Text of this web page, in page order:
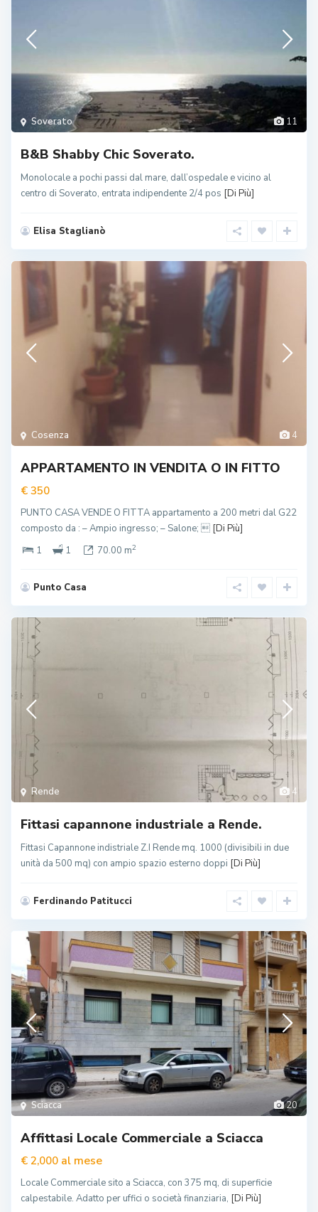
11
Soverato
B&B Shabby Chic Soverato.
Monolocale a pochi passi dal mare, dall’ospedale e vicino al
centro di Soverato, entrata indipendente 2/4 pos [Di Più]
Elisa Staglianò
4
Cosenza
APPARTAMENTO IN VENDITA O IN FITTO
€ 350
PUNTO CASA VENDE O FITTA appartamento a 200 metri dal G22
composto da : – Ampio ingresso; – Salone;  [Di Più]
1
1 70.00 m2
Punto Casa
4
Rende
Fittasi capannone industriale a Rende.
Fittasi Capannone indistriale Z.I Rende mq. 1000 (divisibili in due
unità da 500 mq) con ampio spazio esterno doppi [Di Più]
Ferdinando Patitucci
20
Sciacca
Affittasi Locale Commerciale a Sciacca
€ 2,000 al mese
Locale Commerciale sito a Sciacca, con 375 mq, di superficie
calpestabile. Adatto per uffici o società finanziaria, [Di Più]